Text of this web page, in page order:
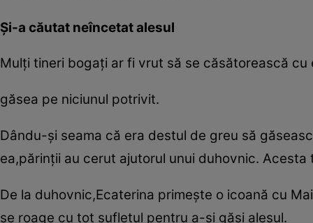
Şi-a căutat neîncetat alesul
Mulţi tineri bogaţi ar fi vrut să se căsătorească
găsea pe niciunul potrivit.
Dându-şi seama că era destul de greu să
ea,părinţii au cerut ajutorul unui duhovnic.
De la duhovnic,Ecaterina primeşte o icoană cu
se roage cu tot sufletul pentru a-şi găsi alesul.